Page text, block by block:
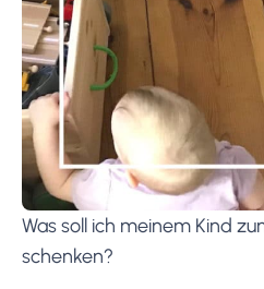
Was soll ich meinem Kind
schenken?